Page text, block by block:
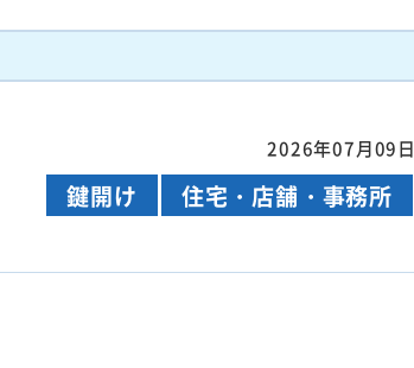
2026年07月09日
鍵開け 住宅・店舗・事務所